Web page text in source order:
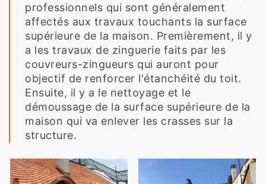
professionnels qui sont généralement
affectés aux travaux touchants la surface
supérieure de la maison. Premièrement, il y
a les travaux de zinguerie faits par les
couvreurs-zingueurs qui auront pour
objectif de renforcer l'étanchéité du toit.
Ensuite, il y a le nettoyage et le
démoussage de la surface supérieure de la
maison qui va enlever les crasses sur la
structure.